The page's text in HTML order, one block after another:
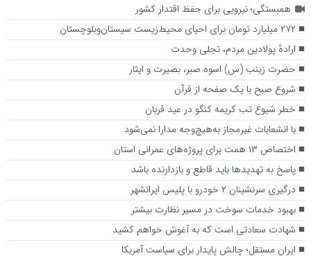
همبستگی؛ نیرویی برای حفظ اقتدار کشور
۲۷۲ میلیارد تومان برای احیای محیط‌زیست سیستان‌وبلوچستان
ارادهٔ پولادین مردم، تجلی وحدت
حضرت زینب (س) اسوه صبر، بصیرت و ایثار
شروع صبح با یک صفحه از قرآن
خطر شیوع تب کریمه کنگو در عید قربان
با انشعابات غیرمجاز به‌هیچ‌وجه مدارا نمی‌شود
اختصاص ۱۳ همت برای پروژه‌های عمرانی استان
پاسخ به تهدیدها باید قاطع و بازدارنده باشد
درگیری سرنشینان ۲ خودرو با پلیس ایرانشهر
بهبود خدمات سوخت در مسیر نظارت بیشتر
شهادت سعادتی است که به آغوش خواهم کشید
ایران مستقل؛ چالش پایدار برای سیاست آمریکا